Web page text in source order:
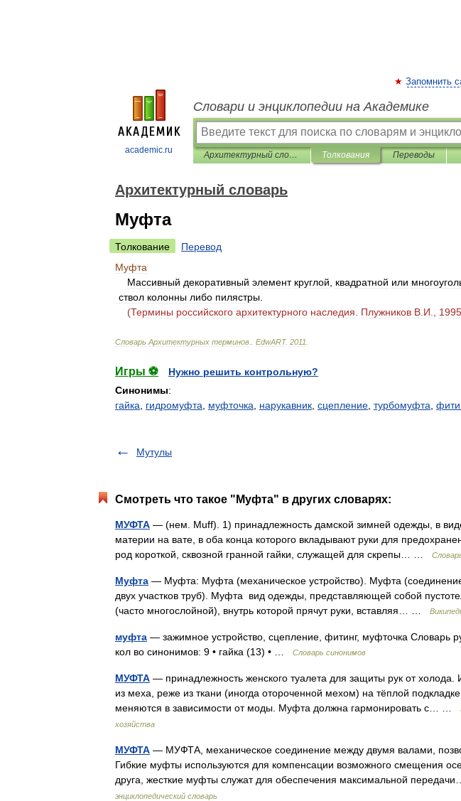
academic.ru
Запомнить
Словари и энциклопедии на Академике
Архитектурный словарь Толкования Переводы
Архитектурный словарь
Муфта
Толкование
Перевод
Муфта
Массивный декоративный элемент круглой квадратной или
ствол колонны либо пилястры
(Термины российского архитектурного наследия Плужников В И 1995
Словарь Архитектурных терминов EdwART. 2011
Игры ⚽
Нужно решить контрольную?
Синонимы:
гайка
гидромуфта муфточка нарукавник сцепление турбомуфта
Мутулы
Смотреть что такое "Муфта" в других словарях:
МУФТА — (нем. Muff). 1) принадлежность дамской зимней одежды, в
материи на вате, в оба конца которого вкладывают руки для
род короткой, сквозной гранной гайки, служащей для скрепы… …
Муфта — Муфта: Муфта (механическое устройство). Муфта
двух участков труб). Муфта вид одежды, представляющей собой
(часто многослойной), внутрь которой прячут руки, вставляя… …
муфта — зажимное устройство, сцепление, фитинг, муфточка Словарь
кол во синонимов: 9 • гайка (13) • …
Словарь синонимов
МУФТА — принадлежность женского туалета для защиты рук от холода.
из меха, реже из ткани (иногда отороченной мехом) на тёплой
меняются в зависимости от моды. Муфта должна гармонировать с… …
хозяйства
МУФТА — МУФТА, механическое соединение между двумя валами,
Гибкие муфты используются для компенсации возможного смещения
друга, жесткие муфты служат для обеспечения максимальной
энциклопедический словарь